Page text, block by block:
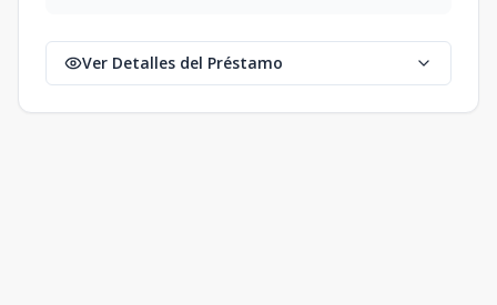
Ver Detalles del Préstamo